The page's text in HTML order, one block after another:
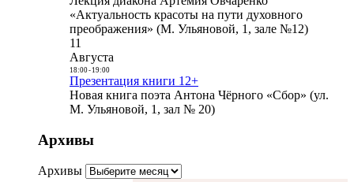
«Актуальность красоты на пути духовного
преображения» (М. Ульяновой, 1, зале №12)
11
Августа
18:00- 19:00
Презентация книги 12+
Новая книга поэта Антона Чёрного «Сбор» (ул.
М. Ульяновой, 1, зал № 20)
Архивы
Архивы